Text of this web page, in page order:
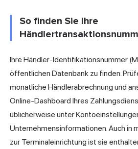
So finden Sie Ihre
Ihre Händler-Identifikationsnummer
öffentlichen Datenbank zu finden.
monatliche Händlerabrechnung und
Online-Dashboard Ihres
üblicherweise unter
Unternehmensinformationen. Auch in
zur Terminaleinrichtung ist sie